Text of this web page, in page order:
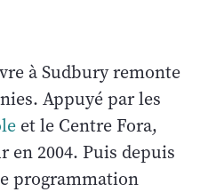
à Sudbury remonte
Appuyé par les
et le Centre Fora,
en 2004. Puis depuis
programmation